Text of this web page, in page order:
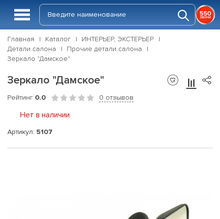
Главная Каталог
ИНТЕРЬЕР, ЭКСТЕРЬЕР
Детали салона
Прочие детали салона
Зеркало "Дамское"
Зеркало "Дамское"
Рейтинг 0.0 0 отзывов
Нет в наличии
Артикул: 5107